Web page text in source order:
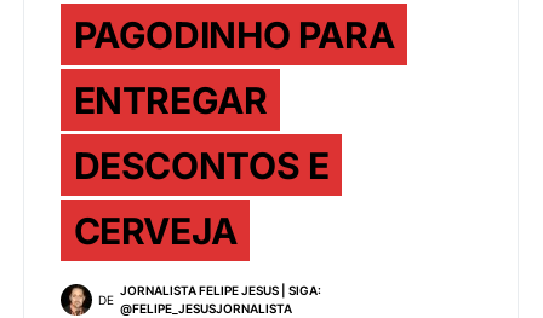
PAGODINHO PARA
ENTREGAR
DESCONTOS E
CERVEJA
DE
JORNALISTA FELIPE JESUS | SIGA:
@FELIPE_JESUSJORNALISTA